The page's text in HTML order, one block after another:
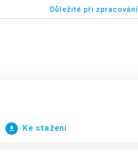
Důležité při zpracování
Ke stažení